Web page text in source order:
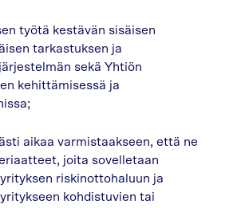
työtä kestävän sisäisen
tarkastuksen ja
sekä Yhtiön
kehittämisessä ja
aikaa varmistaakseen, että ne
joita sovelletaan
riskinottohaluun ja
kohdistuvien tai